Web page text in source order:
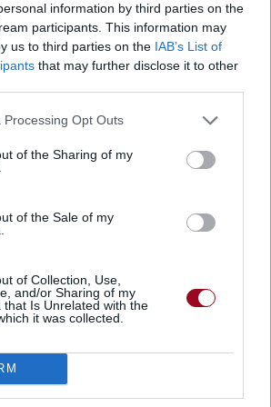
information by third parties on the
participants. This information may
us to third parties on the IAB’s List of
that may further disclose it to other
Processing Opt Outs
of the Sharing of my
of the Sale of my
of Collection, Use,
and/or Sharing of my
that Is Unrelated with the
it was collected.